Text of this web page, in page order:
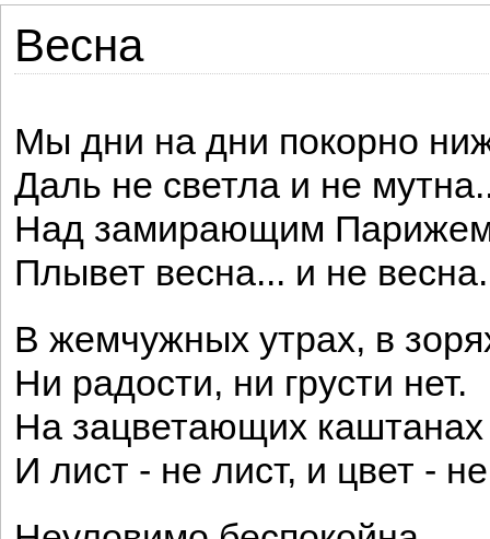
Весна
Мы дни на дни покорно
Даль не светла и не
Над замирающим
Плывет весна... и не весна.
В жемчужных утрах, в
Ни радости, ни грусти нет.
На зацветающих каштанах
И лист - не лист, и цвет -